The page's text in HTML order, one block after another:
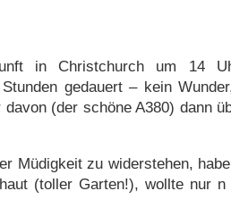
in Christchurch um 14
gedauert – kein
(der schöne A380) dann
Müdigkeit zu widerstehen,
(toller Garten!), wollte nur n